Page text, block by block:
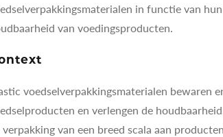
in functie van
van voedingsproducten.
voedselverpakkingsmaterialen bewaren
en verlengen de
verpakking van een breed scala aan